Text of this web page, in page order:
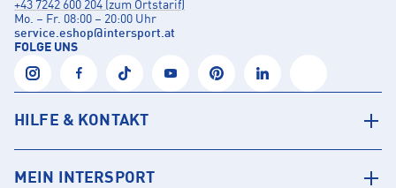
+43 7242 600 204 (zum Ortstarif)
Mo. – Fr. 08:00 – 20:00 Uhr
service.eshop@intersport.at
FOLGE UNS
HILFE & KONTAKT
MEIN INTERSPORT